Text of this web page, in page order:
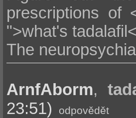
prescriptions of
">what's
The
ArnfAborm,
23:51)
odpovědět